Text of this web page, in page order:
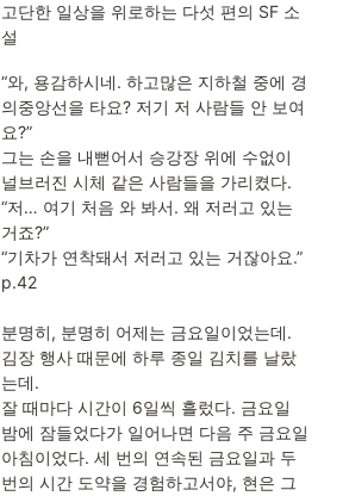
고단한 일상을 위로하는 다섯 편의 SF 소
설
“와, 용감하시네. 하고많은 지하철 중에 경
의중앙선을 타요? 저기 저 사람들 안 보여
요?”
그는 손을 내뻗어서 승강장 위에 수없이
널브러진 시체 같은 사람들을 가리켰다.
“저… 여기 처음 와 봐서. 왜 저러고 있는
거죠?”
“기차가 연착돼서 저러고 있는 거잖아요.”
p.42
분명히, 분명히 어제는 금요일이었는데.
김장 행사 때문에 하루 종일 김치를 날랐
는데.
잘 때마다 시간이 6일씩 흘렀다. 금요일
밤에 잠들었다가 일어나면 다음 주 금요일
아침이었다. 세 번의 연속된 금요일과 두
번의 시간 도약을 경험하고서야, 현은 그